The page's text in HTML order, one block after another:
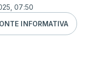
07:50
INFORMATIVA